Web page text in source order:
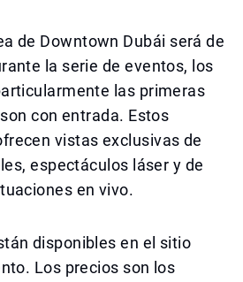
de Downtown Dubái será de
la serie de eventos, los
las primeras
con entrada. Estos
vistas exclusivas de
espectáculos láser y de
en vivo.
disponibles en el sitio
Los precios son los